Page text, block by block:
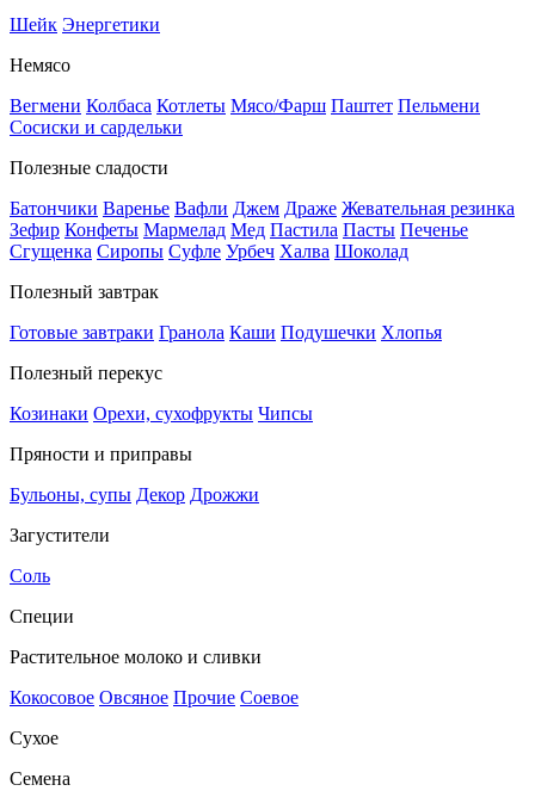
Шейк Энергетики
Немясо
Вегмени Колбаса Котлеты Мясо/Фарш Паштет Пельмени
Сосиски и сардельки
Полезные сладости
Батончики Варенье Вафли Джем Драже Жевательная резинка
Зефир Конфеты Мармелад Мед Пастила Пасты Печенье
Сгущенка Сиропы Суфле Урбеч Халва Шоколад
Полезный завтрак
Готовые завтраки Гранола Каши Подушечки Хлопья
Полезный перекус
Козинаки Орехи, сухофрукты Чипсы
Пряности и приправы
Бульоны, супы Декор Дрожжи
Загустители
Соль
Специи
Растительное молоко и сливки
Кокосовое Овсяное Прочие Соевое
Сухое
Семена